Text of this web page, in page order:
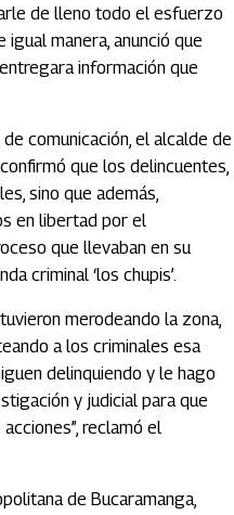
de lleno todo el esfuerzo
manera, anunció que
información que
comunicación, el alcalde de
que los delincuentes,
sino que además,
en libertad por el
que llevaban en su
criminal ‘los chupis’.
merodeando la zona,
a los criminales esa
delinquiendo y le hago
y judicial para que
reclamó el
de Bucaramanga,